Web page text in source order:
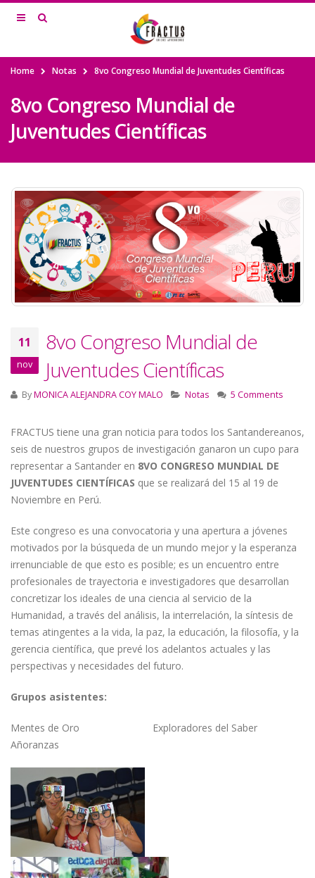
Home Notas 8vo Congreso Mundial de Juventudes Científicas
8vo Congreso Mundial de
Juventudes Científicas
11
nov
8vo Congreso Mundial de
Juventudes Científicas
ByMONICA ALEJANDRA COY MALO Notas 5 Comments
FRACTUS tiene una gran noticia para todos los Santandereanos,
seis de nuestros grupos de investigación ganaron un cupo para
representar a Santander en 8VO CONGRESO MUNDIAL DE
JUVENTUDES CIENTÍFICAS que se realizará del 15 al 19 de
Noviembre en Perú.
Este congreso es una convocatoria y una apertura a jóvenes
motivados por la búsqueda de un mundo mejor y la esperanza
irrenunciable de que esto es posible; es un encuentro entre
profesionales de trayectoria e investigadores que desarrollan
concretizar los ideales de una ciencia al servicio de la
Humanidad, a través del análisis, la interrelación, la síntesis de
temas atingentes a la vida, la paz, la educación, la filosofía, y la
gerencia científica, que prevé los adelantos actuales y las
perspectivas y necesidades del futuro.
Grupos asistentes:
Mentes de Oro Exploradores del Saber
Añoranzas